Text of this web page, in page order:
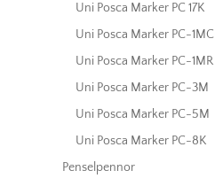
Uni Posca Marker PC 17K
Uni Posca Marker PC-1MC
Uni Posca Marker PC-1MR
Uni Posca Marker PC-3M
Uni Posca Marker PC-5M
Uni Posca Marker PC-8K
Penselpennor